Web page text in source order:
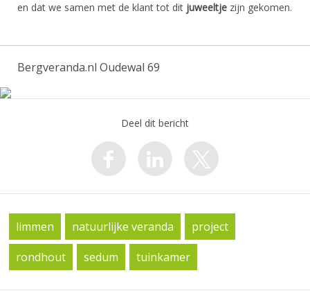
en dat we samen met de klant tot dit juweeltje zijn gekomen.
Bergveranda.nl Oudewal 69
Deel dit bericht
limmen natuurlijke veranda
project
rondhout
sedum tuinkamer